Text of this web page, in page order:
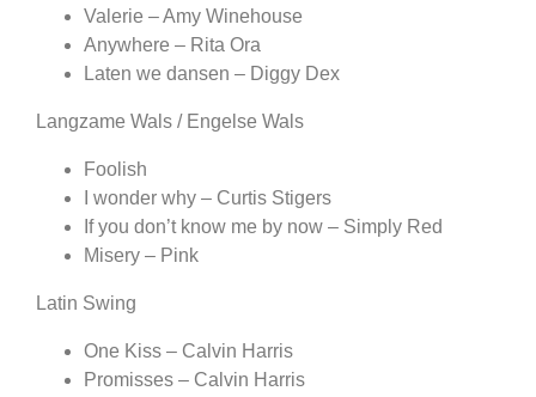
Valerie – Amy Winehouse
Anywhere – Rita Ora
Laten we dansen – Diggy Dex
Langzame Wals / Engelse Wals
Foolish
I wonder why – Curtis Stigers
If you don’t know me by now – Simply Red
Misery – Pink
Latin Swing
One Kiss – Calvin Harris
Promisses – Calvin Harris